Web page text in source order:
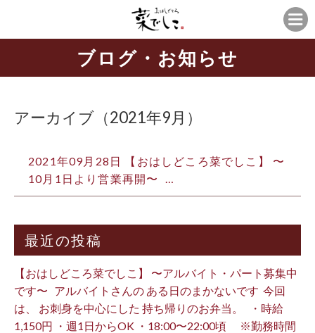
ブログ・お知らせ
アーカイブ（2021年9月）
2021年09月28日
【おはしどころ菜でしこ】 〜
10月1日より営業再開️〜 ⁡ …
最近の投稿
【おはしどころ菜でしこ】 〜アルバイト・パート募集中
です〜 ⁡ ⁡ アルバイトさんの ある日のまかないです ⁡ 今回
は、 お刺身を中心にした 持ち帰りのお弁当。 ⁡ ⁡ ・時給
1,150円 ・週1日からOK ・18:00〜22:00頃 ※勤務時間